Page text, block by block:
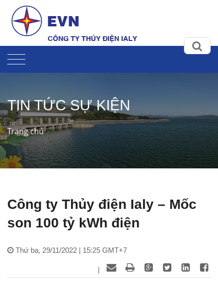
TIN TỨC SỰ KIỆN
Trang chủ
Công ty Thủy điện Ialy – Mốc
son 100 tỷ kWh điện
Thứ ba, 29/11/2022 | 15:25 GMT+7
|